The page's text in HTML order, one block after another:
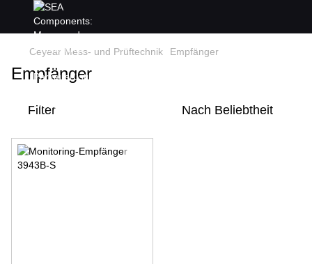
Ceyear Mess- und Prüftechnik Empfänger
Empfänger
Filter Nach Beliebtheit